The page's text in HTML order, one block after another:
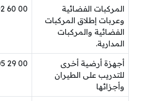
المركبات الفضائية
وعربات إطلاق المركبات
الفضائية والمركبات
المدارية.
00 60 02 88
أجهزة أرضية أخرى
للتدريب على الطيران
وأجزائها
00 29 05 88